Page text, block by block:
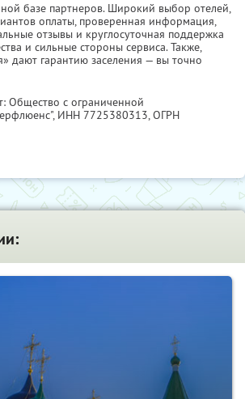
базе партнеров. Широкий выбор отелей,
оплаты, проверенная информация,
отзывы и круглосуточная поддержка
и сильные стороны сервиса. Также,
дают гарантию заселения — вы точно
Общество с ограниченной
ИНН 7725380313, ОГРН